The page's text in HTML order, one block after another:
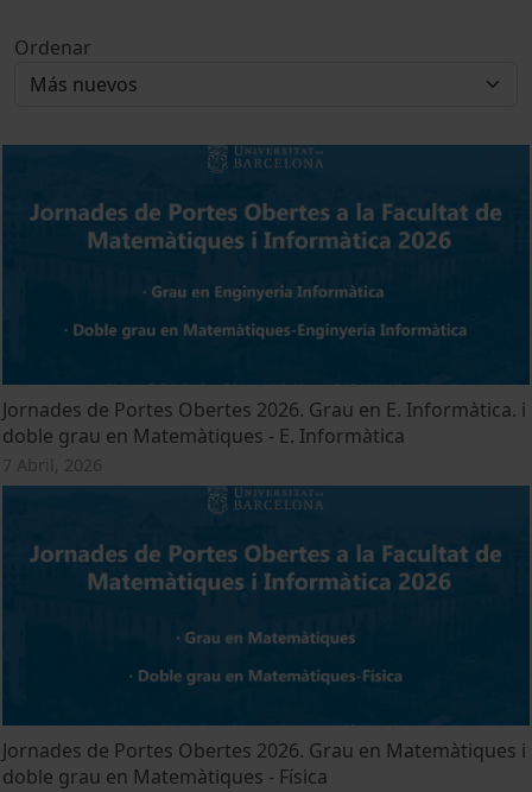
Ordenar
Jornades de Portes Obertes 2026. Grau en E. Informàtica. i
doble grau en Matemàtiques - E. Informàtica
7 Abril, 2026
Jornades de Portes Obertes 2026. Grau en Matemàtiques i
doble grau en Matemàtiques - Física